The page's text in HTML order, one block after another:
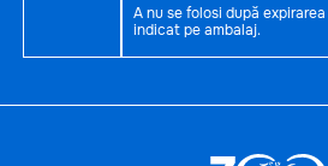
A nu se folosi după
indicat pe ambalaj.